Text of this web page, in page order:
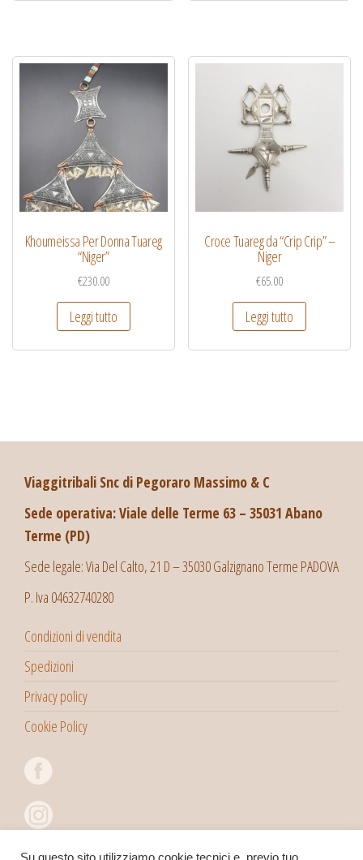
Khoumeissa Per Donna Tuareg
“Niger”
€230.00
Leggi tutto
Croce Tuareg da “Crip Crip” –
Niger
€65.00
Leggi tutto
Viaggitribali Snc di Pegoraro Massimo & C
Sede operativa: Viale delle Terme 63 – 35031 Abano
Terme (PD)
Sede legale: Via Del Calto, 21 D – 35030 Galzignano Terme PADOVA
P. Iva 04632740280
Condizioni di vendita
Spedizioni
Privacy policy
Cookie Policy